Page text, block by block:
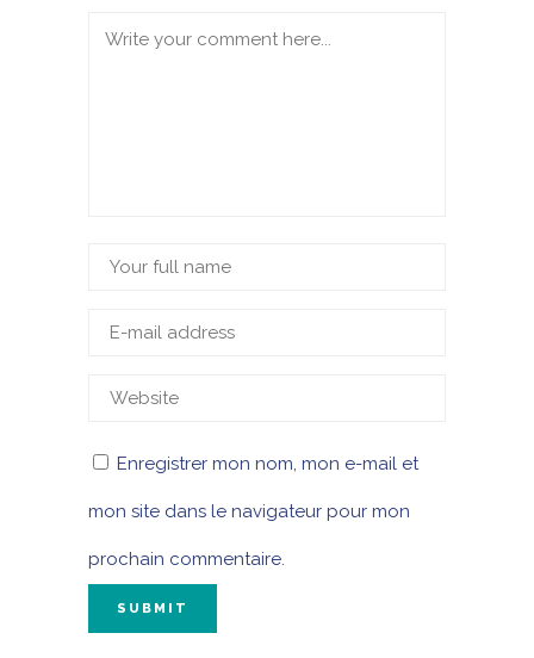
Enregistrer mon nom, mon e-mail et
mon site dans le navigateur pour mon
prochain commentaire.